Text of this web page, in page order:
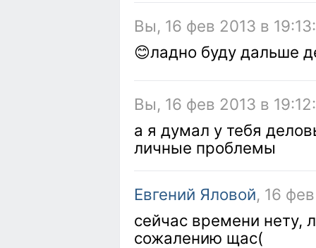
Вы, 16 фев 2013 в
😊ладно буду дальше
Вы, 16 фев 2013 в
а я думал у тебя
личные проблемы
Евгений Яловой, 16
сейчас времени нету,
сожалению щас(